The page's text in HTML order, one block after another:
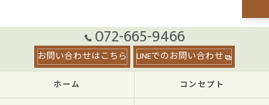
072-665-9466
お問い合わせはこちら LINEでのお問い合わせ
ホーム コンセプト